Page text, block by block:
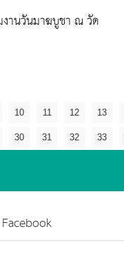
วันมาฆบูชา ณ วัด
10 11 12 13
30 31 32 33